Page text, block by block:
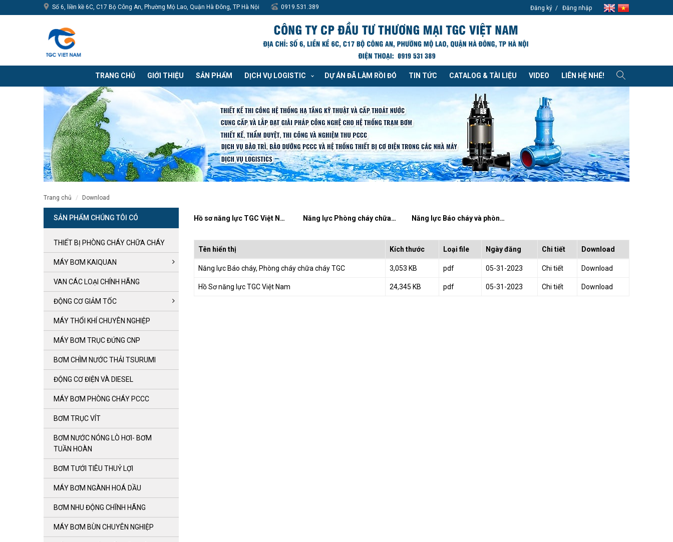
Số 6, liền kề 6C, C17 Bộ Công An, Phường Mộ Lao, Quận Hà Đông, TP Hà Nội 0919.531.389 Đăng ký Đăng nhập
TRANG CHỦ GIỚI THIỆU SẢN PHẨM DỊCH VỤ LOGISTIC DỰ ÁN ĐÃ LÀM RỒI ĐÓ TIN TỨC CATALOG & TÀI LIỆU VIDEO LIÊN HỆ NHÉ!
trang chủ download
SẢN PHẨM CHÚNG TÔI CÓ
THIẾT BỊ PHÒNG CHÁY CHỮA CHÁY
MÁY BƠM KAIQUAN
VAN CÁC LOẠI CHÍNH HÃNG
ĐỘNG CƠ GIẢM TỐC
MÁY THỔI KHÍ CHUYÊN NGHIỆP
MÁY BƠM TRỤC ĐỨNG CNP
BƠM CHÌM NƯỚC THẢI TSURUMI
ĐỘNG CƠ ĐIỆN VÀ DIESEL
MÁY BƠM PHÒNG CHÁY PCCC
BƠM TRỤC VÍT
BƠM NƯỚC NÓNG LÒ HƠI- BƠM
TUẦN HOÀN
BƠM TƯỚI TIÊU THUỶ LỢI
MÁY BƠM NGÀNH HOÁ DẦU
BƠM NHU ĐỘNG CHĨNH HÃNG
MÁY BƠM BÙN CHUYÊN NGHIỆP
Hồ sơ năng lực TGC Việt Nam Năng lực Phòng cháy chữa cháy TGC Năng lực Báo cháy và phòng cháy chữa cháy
Tên hiển thị Kích thước Loại file Ngày đăng Chi tiết Download
Năng lực Báo cháy, Phòng cháy chữa cháy TGC 3,053 KB pdf 05-31-2023 Chi tiết Download
Hồ Sơ năng lực TGC Việt Nam 24,345 KB pdf 05-31-2023 Chi tiết Download